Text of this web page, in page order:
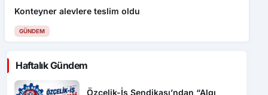
Konteyner alevlere teslim oldu
GÜNDEM
Haftalık Gündem
Özçelik-İş Sendikası’ndan “Algı